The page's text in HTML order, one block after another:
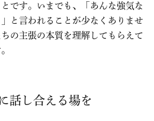
です。いまでも、「あんな強気な
と言われることが少なくありませ
の主張の本質を理解してもらえて
話し合える場を